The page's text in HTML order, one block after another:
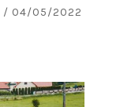
/ 04/05/2022